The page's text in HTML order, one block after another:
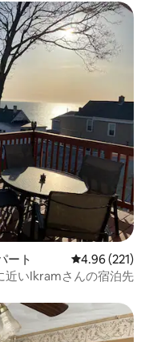
ート レビュー221
4.96 (221)
近いIkramさんの宿泊先